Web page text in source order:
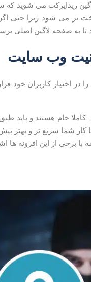
ریدایرکت می شوید که
تر می شود زیرا حتی اگر
تا به صفحه لاگین اصلی
وب سایت
در اختیار کاربران خود
کاملا خام هستند و باید
شما سریع تر و بهتر پیش
با برخی از این افرونه ها